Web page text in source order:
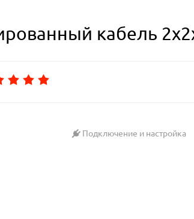
кабель
Подключение и настройка